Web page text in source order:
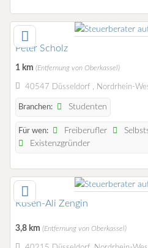
Peter Scholz
1 km (Entfernung von Oberkassel)
40547 Düsseldorf , Nordrhein-
Branchen: Studenten
Für wen: Freiberufler
Existenzgründer
Rusen-Ali Zengin
3,8 km (Entfernung von Oberkassel)